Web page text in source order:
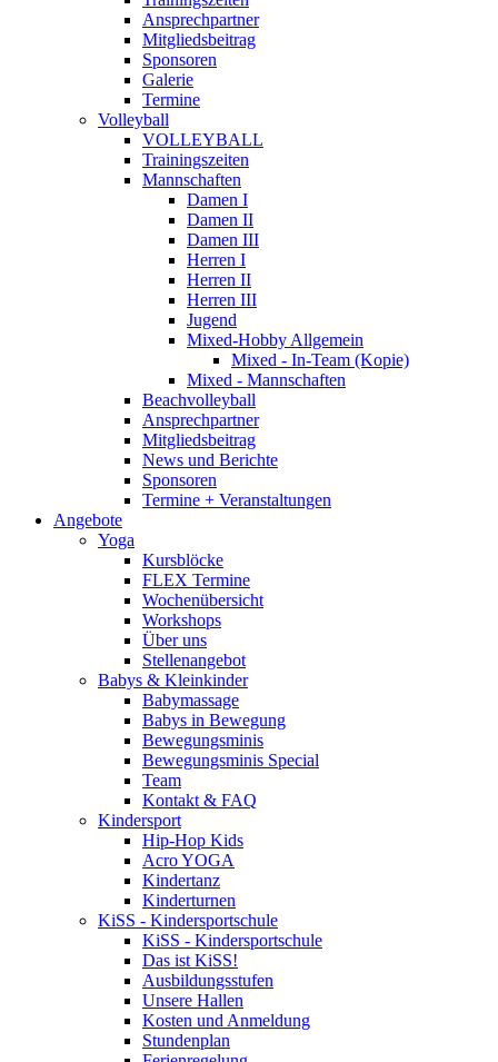
Ansprechpartner
Mitgliedsbeitrag
Sponsoren
Galerie
Termine
Volleyball
VOLLEYBALL
Trainingszeiten
Mannschaften
Damen I
Damen II
Damen III
Herren I
Herren II
Herren III
Jugend
Mixed-Hobby Allgemein
Mixed - In-Team (Kopie)
Mixed - Mannschaften
Beachvolleyball
Ansprechpartner
Mitgliedsbeitrag
News und Berichte
Sponsoren
Termine + Veranstaltungen
Angebote
Yoga
Kursblöcke
FLEX Termine
Wochenübersicht
Workshops
Über uns
Stellenangebot
Babys & Kleinkinder
Babymassage
Babys in Bewegung
Bewegungsminis
Bewegungsminis Special
Team
Kontakt & FAQ
Kindersport
Hip-Hop Kids
Acro YOGA
Kindertanz
Kinderturnen
KiSS - Kindersportschule
KiSS - Kindersportschule
Das ist KiSS!
Ausbildungsstufen
Unsere Hallen
Kosten und Anmeldung
Stundenplan